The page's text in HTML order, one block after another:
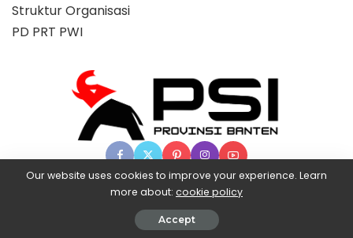
Struktur Organisasi
PD PRT PWI
© 2025 Partai Super, powered by BangX.
Our website uses cookies to improve your experience. Learn
more about: cookie policy
Accept